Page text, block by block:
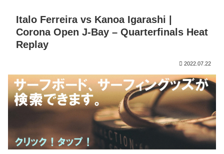
Italo Ferreira vs Kanoa Igarashi |
Corona Open J-Bay – Quarterfinals Heat
Replay
2022.07.22